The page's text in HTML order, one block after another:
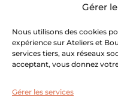
Gérer
Nous utilisons des cookies
expérience sur Ateliers et
services tiers, aux réseaux
acceptant, vous donnez
Gérer les services
Pour Enfants.
Pour Adultes.
Collectivité / Entreprise.